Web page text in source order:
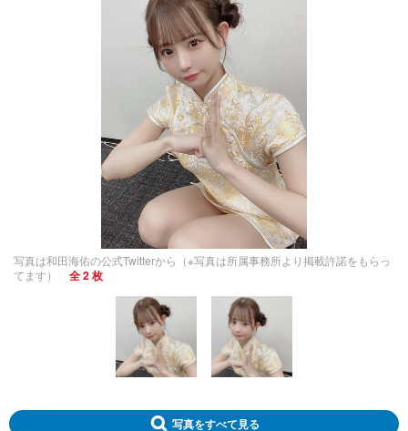
写真は和田海佑の公式Twitterから（※写真は所属事務所より掲載許諾をもらっ
てます）
全 2 枚
写真をすべて見る